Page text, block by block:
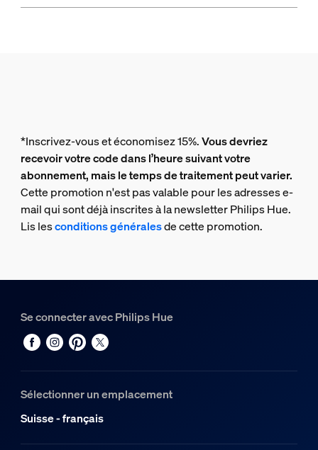
*Inscrivez-vous et économisez 15%.Vous devriez
recevoir votre code dans l’heure suivant votre
abonnement, mais le temps de traitement peut varier.
Cette promotion n'est pas valable pour les adresses e-
mail qui sont déjà inscrites à la newsletter Philips Hue.
Lis lesconditions généralesde cette promotion.
Se connecter avec Philips Hue
Sélectionner un emplacement
Suisse - français